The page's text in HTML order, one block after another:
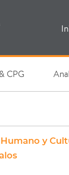
CPG
y